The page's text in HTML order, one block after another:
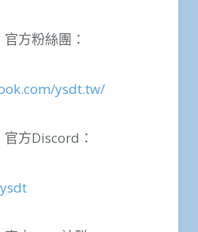
方粉絲團：
ysdt.tw/
官方Discord：